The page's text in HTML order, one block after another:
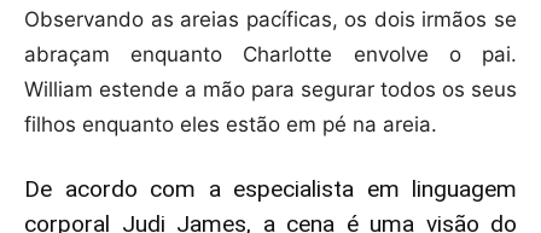
Observando as areias pacíficas, os dois irmãos se
abraçam enquanto Charlotte envolve o pai.
William estende a mão para segurar todos os seus
filhos enquanto eles estão em pé na areia.
De acordo com a especialista em linguagem
corporal Judi James, a cena é uma visão do